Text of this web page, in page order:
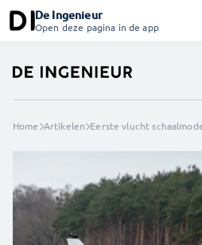
De Ingenieur
Open deze pagina in de app
Home Artikelen Eerste vlucht